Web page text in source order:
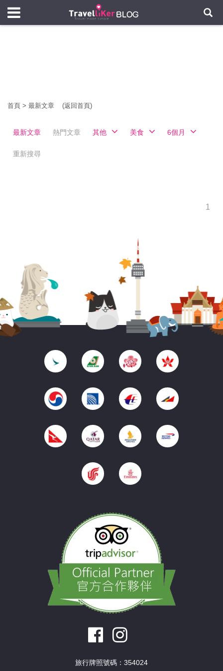
首頁 > 最新文章 (返回首頁)
最新文章 熱門文章 其他 美食 6個月
重新搜尋
1
旅行牌照號碼：354024